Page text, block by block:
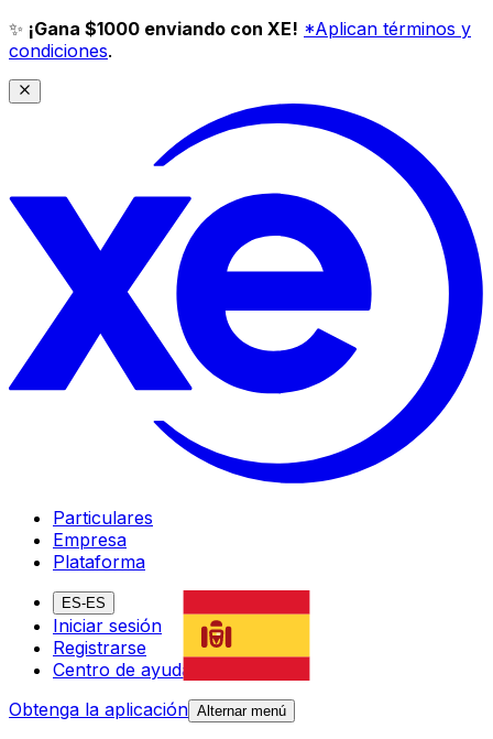
✨ ¡Gana $1000 enviando con XE! *Aplican términos y
condiciones.
Particulares
Empresa
Plataforma
ES-ES
Iniciar sesión
Registrarse
Centro de ayuda
Obtenga la aplicación Alternar menú